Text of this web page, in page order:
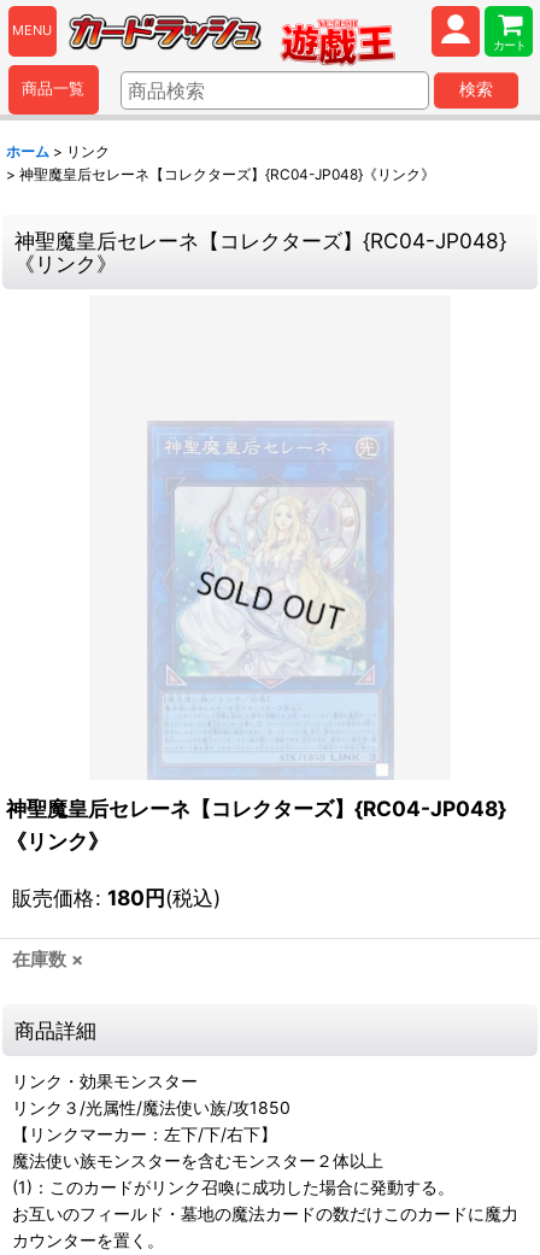
MENU
カート
商品一覧 検索
ホーム > リンク
> 神聖魔皇后セレーネ【コレクターズ】{RC04-JP048}《リンク》
神聖魔皇后セレーネ【コレクターズ】{RC04-JP048}
《リンク》
神聖魔皇后セレーネ【コレクターズ】{RC04-JP048}
《リンク》
販売価格: 180円(税込)
在庫数 ×
商品詳細
リンク・効果モンスター
リンク３/光属性/魔法使い族/攻1850
【リンクマーカー：左下/下/右下】
魔法使い族モンスターを含むモンスター２体以上
(1)：このカードがリンク召喚に成功した場合に発動する。
お互いのフィールド・墓地の魔法カードの数だけこのカードに魔力
カウンターを置く。